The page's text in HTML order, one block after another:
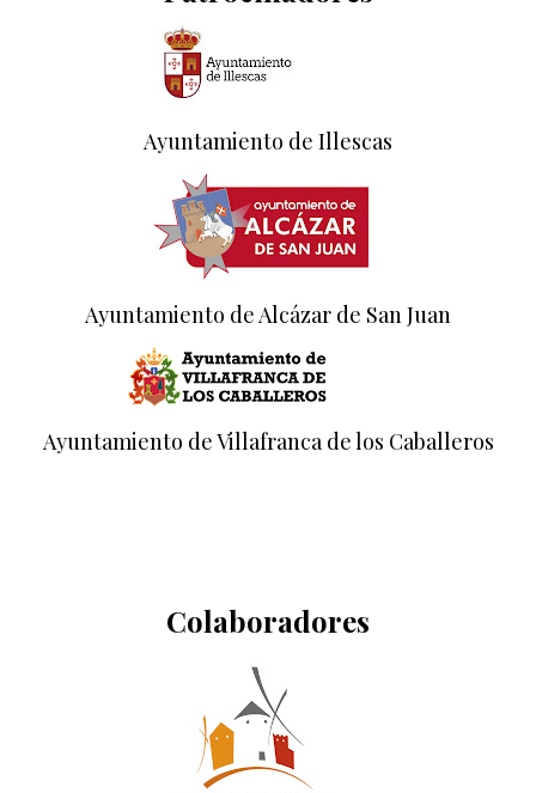
Ayuntamiento de Illescas
Ayuntamiento de Alcázar de San Juan
Ayuntamiento de Villafranca de los Caballeros
Colaboradores